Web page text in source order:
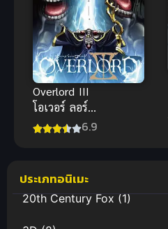
Overlord III
โอเวอร์ ลอร์ด
จอมมารพิชิต
6.9
ประเภทอนิเมะ
20th Century Fox(1)